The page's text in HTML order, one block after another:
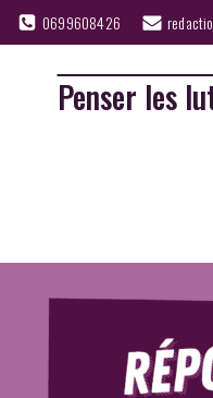
0699608426
Penser les